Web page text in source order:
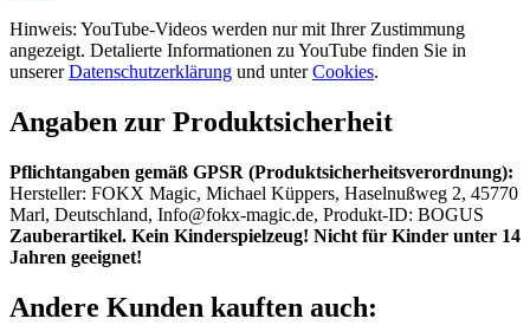
Hinweis: YouTube-Videos werden nur mit Ihrer Zustimmung
angezeigt. Detalierte Informationen zu YouTube finden Sie in
unsererDatenschutzerklärung und unterCookies.
Angaben zur Produktsicherheit
Pflichtangaben gemäß GPSR (Produktsicherheitsverordnung):
Hersteller: FOKX Magic, Michael Küppers, Haselnußweg 2, 45770
Marl, Deutschland, Info@fokx-magic.de, Produkt-ID: BOGUS
Zauberartikel. Kein Kinderspielzeug! Nicht für Kinder unter 14
Jahren geeignet!
Andere Kunden kauften auch: